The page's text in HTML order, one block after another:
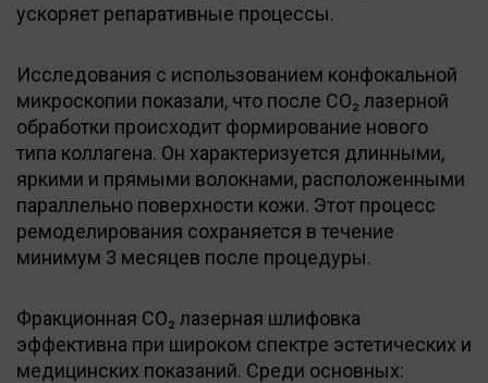
ускоряет репаративные процессы.
Исследования с использованием конфокальной
микроскопии показали, что после CO₂ лазерной
обработки происходит формирование нового
типа коллагена. Он характеризуется длинными,
яркими и прямыми волокнами, расположенными
параллельно поверхности кожи. Этот процесс
ремоделирования сохраняется в течение
минимум 3 месяцев после процедуры.
Фракционная CO₂ лазерная шлифовка
эффективна при широком спектре эстетических и
медицинских показаний. Среди основных: